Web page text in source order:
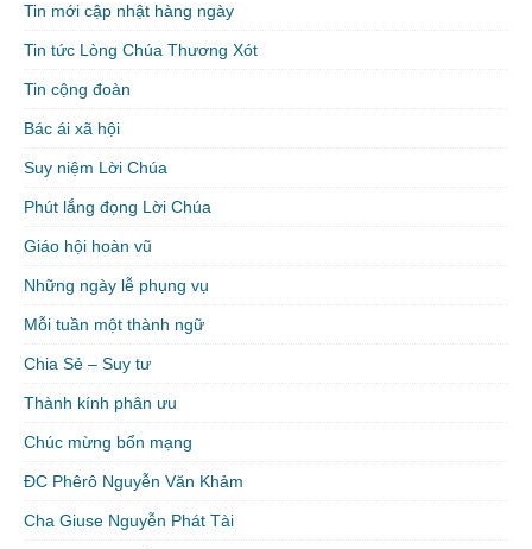
Tin mới cập nhật hàng ngày
Tin tức Lòng Chúa Thương Xót
Tin cộng đoàn
Bác ái xã hội
Suy niệm Lời Chúa
Phút lắng đọng Lời Chúa
Giáo hội hoàn vũ
Những ngày lễ phụng vụ
Mỗi tuần một thành ngữ
Chia Sẻ – Suy tư
Thành kính phân ưu
Chúc mừng bổn mạng
ĐC Phêrô Nguyễn Văn Khảm
Cha Giuse Nguyễn Phát Tài